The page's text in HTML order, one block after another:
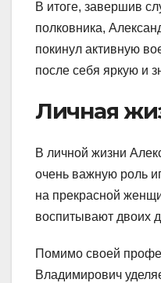
В итоге, завершив
полковника,
покинул активную
после себя яркую и
Личная
В личной жизни
очень важную роль
на прекрасной
воспитывают двоих
Помимо своей
Владимирович